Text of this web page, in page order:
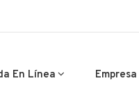
En Línea Empresa